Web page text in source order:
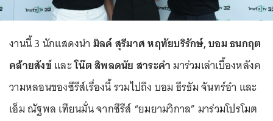
งานนี้ 3 นักแสดงนำ มิลค์ สุรีมาศ หฤทัยบริรักษ์, บอม ธนกฤต
คล้ายสังข์และโน๊ต สิพลดนัย สาระคำมาร่วมเล่าเบื้องหลังค
วามหลอนของซีรีส์เรื่องนี้ รวมไปถึง บอม ธีรธัม จันทร์อำ และ
เอ็ม ณัฐพล เทียนมั่น จากซีรีส์ “ยมยามวิกาล” มาร่วมโปรโมต